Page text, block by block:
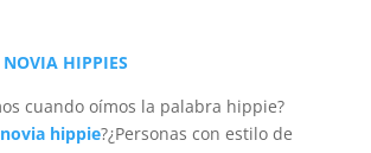
NOVIA HIPPIES
cuando oímos la palabra hippie?
hippie?¿Personas con estilo de